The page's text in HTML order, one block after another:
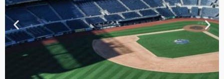
TOUR DE
CONTRASTES